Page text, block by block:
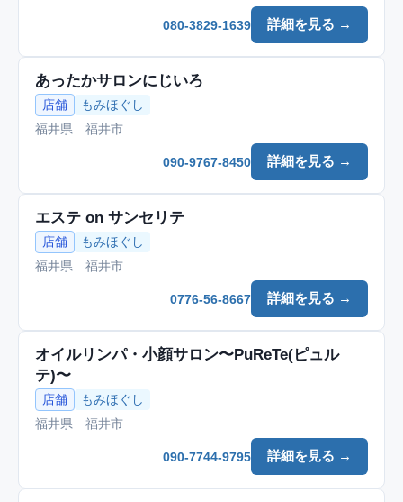
詳細を見る →
080-3829-1639
あったかサロンにじいろ
店舗
もみほぐし
福井県 福井市
詳細を見る →
090-9767-8450
エステ on サンセリテ
店舗
もみほぐし
福井県 福井市
詳細を見る →
0776-56-8667
オイルリンパ・小顔サロン〜PuReTe(ピュル
テ)〜
店舗
もみほぐし
福井県 福井市
詳細を見る →
090-7744-9795